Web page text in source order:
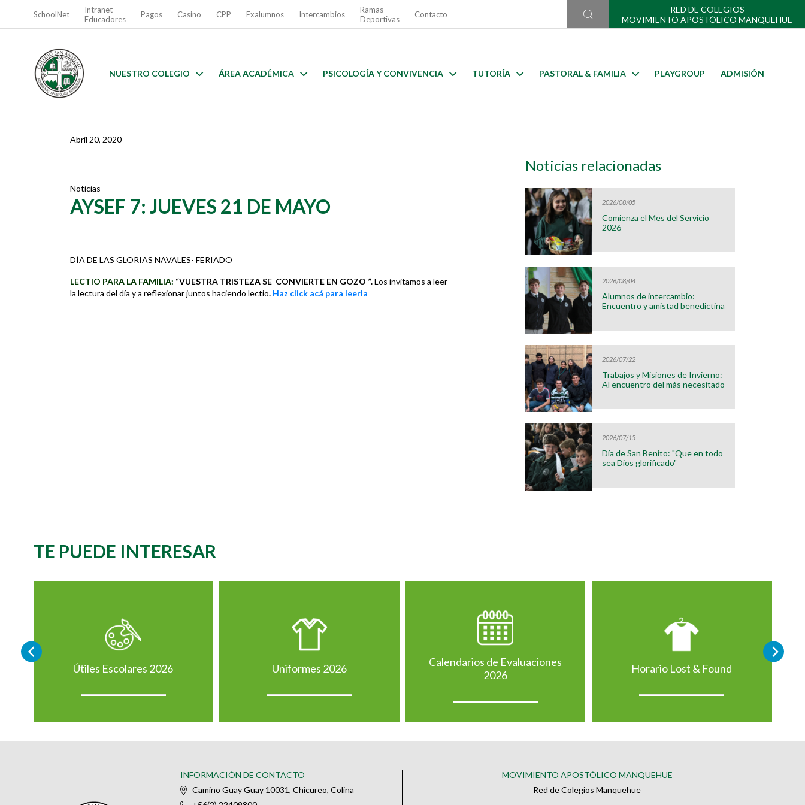
SchoolNet
Intranet
Educadores
Pagos Casino CPP Exalumnos Intercambios
Ramas
Deportivas
Contacto
RED DE COLEGIOS
MOVIMIENTO APOSTÓLICO MANQUEHUE
NUESTRO COLEGIO ÁREA ACADÉMICA PSICOLOGÍA Y CONVIVENCIA TUTORÍA PASTORAL & FAMILIA PLAYGROUP ADMISIÓN
Abril 20, 2020
Noticias
AYSEF 7: JUEVES 21 DE MAYO
DÍA DE LAS GLORIAS NAVALES- FERIADO
LECTIO PARA LA FAMILIA: “VUESTRA TRISTEZA SE CONVIERTE EN GOZO ”.Los invitamos a leer
la lectura del día y a reflexionar juntos haciendo lectio. Haz click acá para leerla
Noticias relacionadas
2026/08/05
Comienza el Mes del Servicio
2026
2026/08/04
Alumnos de intercambio:
Encuentro y amistad benedictina
2026/07/22
Trabajos y Misiones de Invierno:
Al encuentro del más necesitado
2026/07/15
Día de San Benito: "Que en todo
sea Dios glorificado"
TE PUEDE INTERESAR
Útiles Escolares 2026 Uniformes 2026
Calendarios de Evaluaciones
2026
Horario Lost & Found
INFORMACIÓN DE CONTACTO
Camino Guay Guay 10031, Chicureo, Colina
MOVIMIENTO APOSTÓLICO MANQUEHUE
Red de Colegios Manquehue